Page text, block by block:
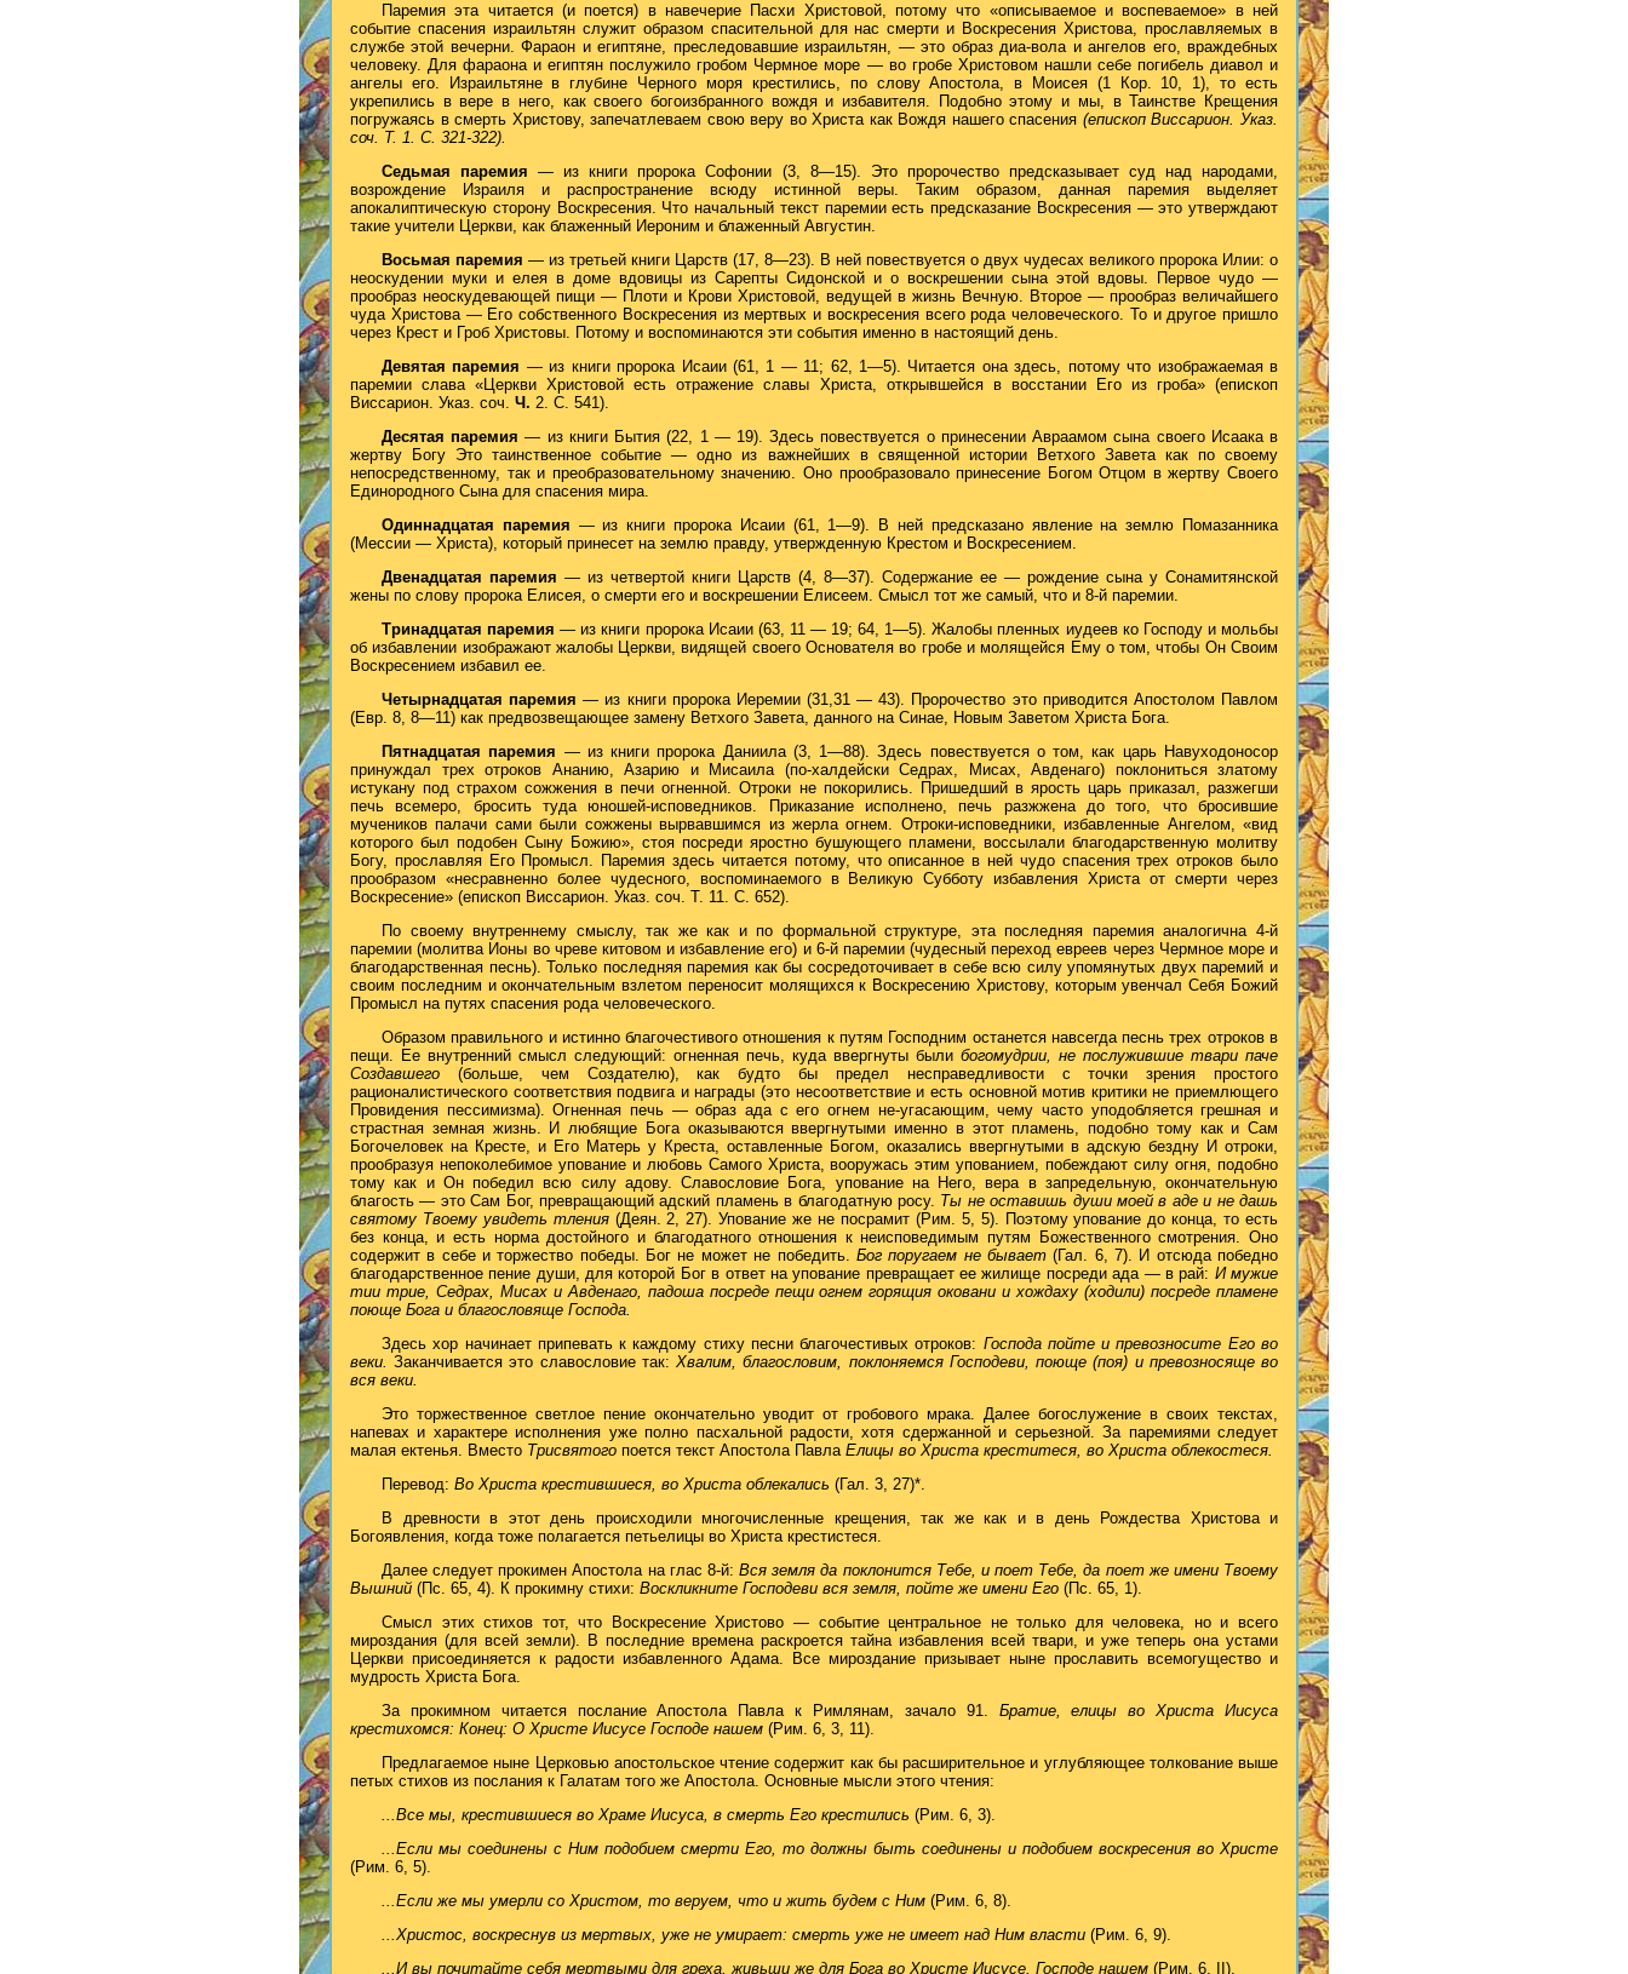
Паремия эта читается (и поется) в навечерие Пасхи Христовой, потому что «описываемое и воспеваемое» в ней
событие спасения израильтян служит образом спасительной для нас смерти и Воскресения Христова, прославляемых в
службе этой вечерни. Фараон и египтяне, преследовавшие израильтян, — это образ диа-вола и ангелов его, враждебных
человеку. Для фараона и египтян послужило гробом Чермное море — во гробе Христовом нашли себе погибель диавол и
ангелы его. Израильтяне в глубине Черного моря крестились, по слову Апостола, в Моисея (1 Кор. 10, 1), то есть
укрепились в вере в него, как своего богоизбранного вождя и избавителя. Подобно этому и мы, в Таинстве Крещения
погружаясь в смерть Христову, запечатлеваем свою веру во Христа как Вождя нашего спасения (епископ Виссарион. Указ.
соч. Т. 1. С. 321-322).
Седьмая паремия— из книги пророка Софонии (3, 8—15). Это пророчество предсказывает суд над народами,
возрождение Израиля и распространение всюду истинной веры. Таким образом, данная паремия выделяет
апокалиптическую сторону Воскресения. Что начальный текст паремии есть предсказание Воскресения — это утверждают
такие учители Церкви, как блаженный Иероним и блаженный Августин.
Восьмая паремия — из третьей книги Царств (17, 8—23). В ней повествуется о двух чудесах великого пророка Илии: о
неоскудении муки и елея в доме вдовицы из Сарепты Сидонской и о воскрешении сына этой вдовы. Первое чудо —
прообраз неоскудевающей пищи — Плоти и Крови Христовой, ведущей в жизнь Вечную. Второе — прообраз величайшего
чуда Христова — Его собственного Воскресения из мертвых и воскресения всего рода человеческого. То и другое пришло
через Крест и Гроб Христовы. Потому и воспоминаются эти события именно в настоящий день.
Девятая паремия — из книги пророка Исаии (61, 1 — 11; 62, 1—5). Читается она здесь, потому что изображаемая в
паремии слава «Церкви Христовой есть отражение славы Христа, открывшейся в восстании Его из гроба» (епископ
Виссарион. Указ. соч. Ч. 2. С. 541).
Десятая паремия— из книги Бытия (22, 1 — 19). Здесь повествуется о принесении Авраамом сына своего Исаака в
жертву Богу Это таинственное событие — одно из важнейших в священной истории Ветхого Завета как по своему
непосредственному, так и преобразовательному значению. Оно прообразовало принесение Богом Отцом в жертву Своего
Единородного Сына для спасения мира.
Одиннадцатая паремия — из книги пророка Исаии (61, 1—9). В ней предсказано явление на землю Помазанника
(Мессии — Христа), который принесет на землю правду, утвержденную Крестом и Воскресением.
Двенадцатая паремия — из четвертой книги Царств (4, 8—37). Содержание ее — рождение сына у Сонамитянской
жены по слову пророка Елисея, о смерти его и воскрешении Елисеем. Смысл тот же самый, что и 8-й паремии.
Тринадцатая паремия— из книги пророка Исаии (63, 11 — 19; 64, 1—5). Жалобы пленных иудеев ко Господу и мольбы
об избавлении изображают жалобы Церкви, видящей своего Основателя во гробе и молящейся Ему о том, чтобы Он Своим
Воскресением избавил ее.
Четырнадцатая паремия— из книги пророка Иеремии (31,31 — 43). Пророчество это приводится Апостолом Павлом
(Евр. 8, 8—11) как предвозвещающее замену Ветхого Завета, данного на Синае, Новым Заветом Христа Бога.
Пятнадцатая паремия — из книги пророка Даниила (3, 1—88). Здесь повествуется о том, как царь Навуходоносор
принуждал трех отроков Ананию, Азарию и Мисаила (по-халдейски Седрах, Мисах, Авденаго) поклониться златому
истукану под страхом сожжения в печи огненной. Отроки не покорились. Пришедший в ярость царь приказал, разжегши
печь всемеро, бросить туда юношей-исповедников. Приказание исполнено, печь разжжена до того, что бросившие
мучеников палачи сами были сожжены вырвавшимся из жерла огнем. Отроки-исповедники, избавленные Ангелом, «вид
которого был подобен Сыну Божию», стоя посреди яростно бушующего пламени, воссылали благодарственную молитву
Богу, прославляя Его Промысл. Паремия здесь читается потому, что описанное в ней чудо спасения трех отроков было
прообразом «несравненно более чудесного, воспоминаемого в Великую Субботу избавления Христа от смерти через
Воскресение» (епископ Виссарион. Указ. соч. Т. 11. С. 652).
По своему внутреннему смыслу, так же как и по формальной структуре, эта последняя паремия аналогична 4-й
паремии (молитва Ионы во чреве китовом и избавление его) и 6-й паремии (чудесный переход евреев через Чермное море и
благодарственная песнь). Только последняя паремия как бы сосредоточивает в себе всю силу упомянутых двух паремий и
своим последним и окончательным взлетом переносит молящихся к Воскресению Христову, которым увенчал Себя Божий
Промысл на путях спасения рода человеческого.
Образом правильного и истинно благочестивого отношения к путям Господним останется навсегда песнь трех отроков в
пещи. Ее внутренний смысл следующий: огненная печь, куда ввергнуты были богомудрии, не послужившие твари паче
Создавшего (больше, чем Создателю), как будто бы предел несправедливости с точки зрения простого
рационалистического соответствия подвига и награды (это несоответствие и есть основной мотив критики не приемлющего
Провидения пессимизма). Огненная печь — образ ада с его огнем не-угасающим, чему часто уподобляется грешная и
страстная земная жизнь. И любящие Бога оказываются ввергнутыми именно в этот пламень, подобно тому как и Сам
Богочеловек на Кресте, и Его Матерь у Креста, оставленные Богом, оказались ввергнутыми в адскую бездну И отроки,
прообразуя непоколебимое упование и любовь Самого Христа, вооружась этим упованием, побеждают силу огня, подобно
тому как и Он победил всю силу адову. Славословие Бога, упование на Него, вера в запредельную, окончательную
благость — это Сам Бог, превращающий адский пламень в благодатную росу. Ты не оставишь души моей в аде и не дашь
святому Твоему увидеть тления (Деян. 2, 27). Упование же не посрамит (Рим. 5, 5). Поэтому упование до конца, то есть
без конца, и есть норма достойного и благодатного отношения к неисповедимым путям Божественного смотрения. Оно
содержит в себе и торжество победы. Бог не может не победить. Бог поругаем не бывает(Гал. 6, 7). И отсюда победно
благодарственное пение души, для которой Бог в ответ на упование превращает ее жилище посреди ада — в рай: И мужие
тии трие, Седрах, Мисах и Авденаго, падоша посреде пещи огнем горящия оковани и хождаху (ходили) посреде пламене
поюще Бога и благословяще Господа.
Здесь хор начинает припевать к каждому стиху песни благочестивых отроков: Господа пойте и превозносите Его во
веки.Заканчивается это славословие так:Хвалим, благословим, поклоняемся Господеви, поюще (поя) и превозносяще во
вся веки.
Это торжественное светлое пение окончательно уводит от гробового мрака. Далее богослужение в своих текстах,
напевах и характере исполнения уже полно пасхальной радости, хотя сдержанной и серьезной. За паремиями следует
малая ектенья. Вместо Трисвятого поется текст Апостола Павла Елицы во Христа креститеся, во Христа облекостеся.
Перевод: Во Христа крестившиеся, во Христа облекались (Гал. 3, 27)*.
В древности в этот день происходили многочисленные крещения, так же как и в день Рождества Христова и
Богоявления, когда тоже полагается петьелицы во Христа крестистеся.
Далее следует прокимен Апостола на глас 8-й:Вся земля да поклонится Тебе, и поет Тебе, да поет же имени Твоему
Вышний (Пс. 65, 4). К прокимну стихи: Воскликните Господеви вся земля, пойте же имени Его (Пс. 65, 1).
Смысл этих стихов тот, что Воскресение Христово — событие центральное не только для человека, но и всего
мироздания (для всей земли). В последние времена раскроется тайна избавления всей твари, и уже теперь она устами
Церкви присоединяется к радости избавленного Адама. Все мироздание призывает ныне прославить всемогущество и
мудрость Христа Бога.
За прокимном читается послание Апостола Павла к Римлянам, зачало 91. Братие, елицы во Христа Иисуса
крестихомся: Конец: О Христе Иисусе Господе нашем (Рим. 6, 3, 11).
Предлагаемое ныне Церковью апостольское чтение содержит как бы расширительное и углубляющее толкование выше
петых стихов из послания к Галатам того же Апостола. Основные мысли этого чтения:
...Все мы, крестившиеся во Храме Иисуса, в смерть Его крестились (Рим. 6, 3).
...Если мы соединены с Ним подобием смерти Его, то должны быть соединены и подобием воскресения во Христе
(Рим. 6, 5).
...Если же мы умерли со Христом, то веруем, что и жить будем с Ним (Рим. 6, 8).
...Христос, воскреснув из мертвых, уже не умирает: смерть уже не имеет над Ним власти (Рим. 6, 9).
...И вы почитайте себя мертвыми для греха, живьши же для Бога во Христе Иисусе, Господе нашем (Рим. 6, II).